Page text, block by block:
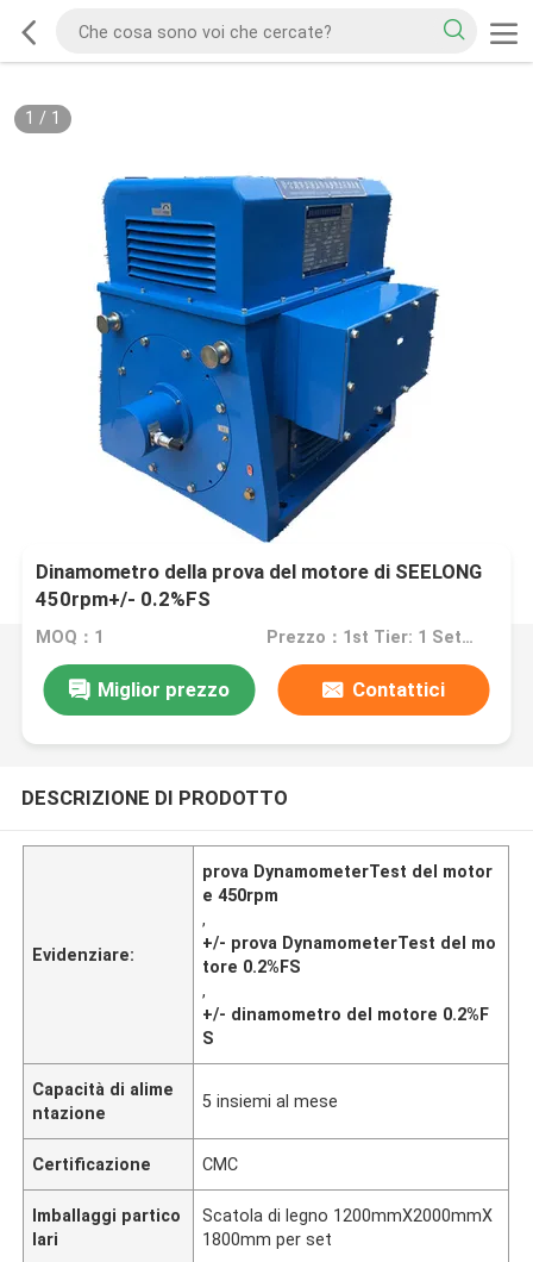
1 / 1
Dinamometro della prova del motore di SEELONG
450rpm+/- 0.2%FS
MOQ：1 Prezzo：1st Tier: 1 Set, Unit Price USD 3.00 2nd Tier: 2-5 Sets, Unit Price USD 2.00 3rd Tier: Over 5 Sets, Unit Price USD 1.00
Miglior prezzo Contattici
DESCRIZIONE DI PRODOTTO
Evidenziare:
prova DynamometerTest del motor
e 450rpm
,
+/- prova DynamometerTest del mo
tore 0.2%FS
,
+/- dinamometro del motore 0.2%F
S
Capacità di alime
ntazione
5 insiemi al mese
Certificazione CMC
Imballaggi partico
lari
Scatola di legno 1200mmX2000mmX
1800mm per set